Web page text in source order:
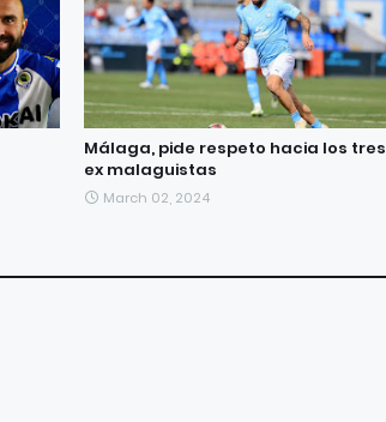
Málaga, pide respeto hacia los tres
ex malaguistas
March 02, 2024